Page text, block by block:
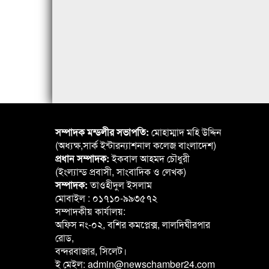
সম্পাদক মন্ডলীর সভাপতি: মোহাম্মাদ মহি উদ্দিন
(অধ্যক্ষ,সার্ক ইন্টারন্যাশনাল কলেজ বাংলাদেশ)
প্রধান সম্পাদক:ইকবাল আহমদ চৌধুরী
(ইংল্যান্ড প্রবাসী, সাংবাদিক ও লেখক)
সম্পাদক:তাওহীদুল ইসলাম
মোবাইল : ০১৭১০-৯৯৩৫৭২
সম্পাদকীয় কার্যালয়:
অফিস নং-০২, বশির কমপ্লেক্স, লালদিঘীরপার
রোড,
বন্দরবাজার, সিলেট।
ই মেইল: admin@newschamber24.com